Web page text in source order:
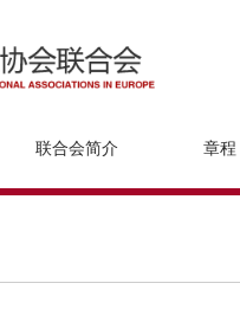
联合会简介 章程